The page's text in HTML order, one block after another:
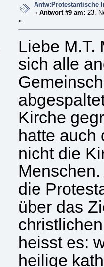
Antw:Protestantische
«Antwort #9 am: 23.
»
Liebe M.T.
sich alle
Kirche
hatte auch
nicht die
die
über das
heisst es:
heilige